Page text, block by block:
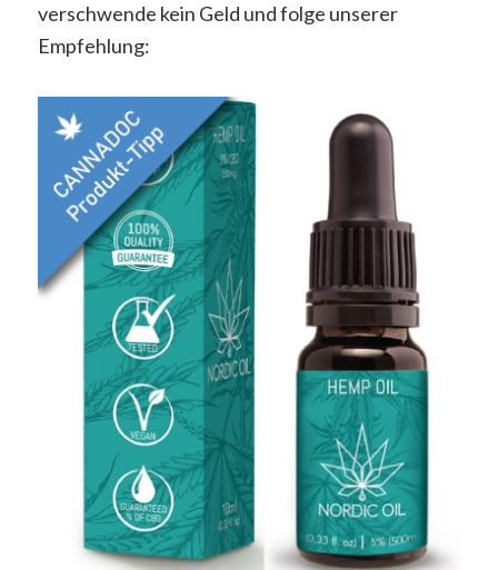
verschwende kein Geld und folge unserer
Empfehlung: